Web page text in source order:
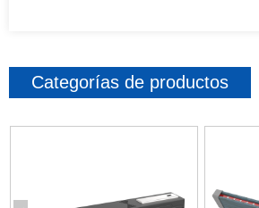
Categorías de productos